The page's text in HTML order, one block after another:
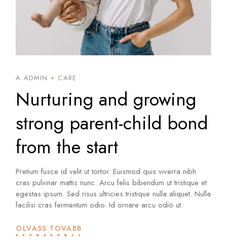
A ADMIN CARE
Nurturing and growing
strong parent-child bond
from the start
Pretium fusce id velit ut tortor. Euismod quis viverra nibh
cras pulvinar mattis nunc. Arcu felis bibendum ut tristique et
egestas ipsum. Sed risus ultricies tristique nulla aliquet. Nulla
facilisi cras fermentum odio. Id ornare arcu odio ut.
OLVASS TOVÁBB